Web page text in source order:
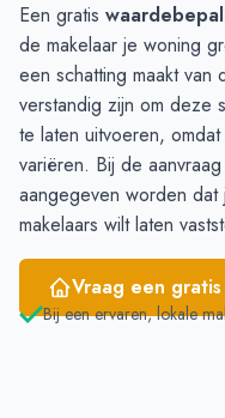
Een gratis
de makelaar je woning
een schatting maakt
verstandig zijn om deze
te laten uitvoeren,
variëren. Bij de
aangegeven worden
makelaars wilt laten
Vraag een
Bij een ervaren, lokale